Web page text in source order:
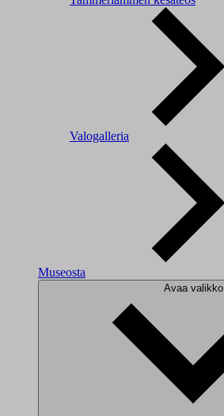
Valogalleria
Museosta
Avaa valikko